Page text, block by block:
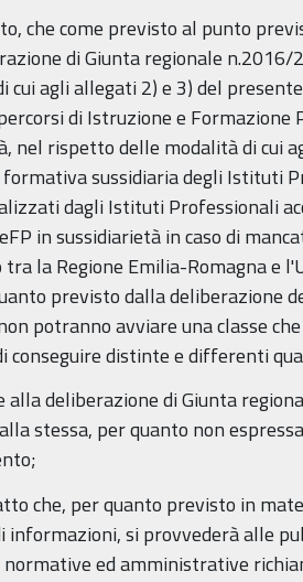
che come previsto al punto
di Giunta regionale
cui agli allegati 2) e 3) del
di Istruzione e Formazione
nel rispetto delle modalità di cui
sussidiaria degli Istituti
dagli Istituti Professionali
in sussidiarietà in caso di
tra la Regione Emilia-Romagna e
previsto dalla deliberazione
potranno avviare una classe
conseguire distinte e differenti
alla deliberazione di Giunta
stessa, per quanto non
che, per quanto previsto in
informazioni, si provvederà alle
normative ed amministrative